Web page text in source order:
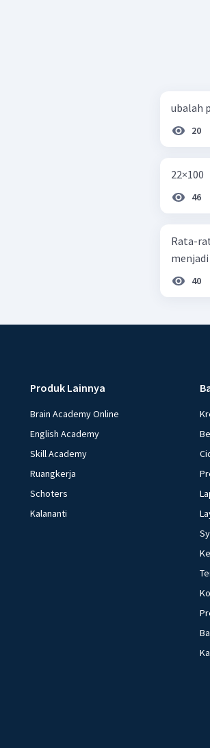
ubalah
20
22×100
46
Rata-
40
Produk Lainnya
Brain Academy Online
English Academy
Skill Academy
Ruangkerja
Schoters
Kalananti